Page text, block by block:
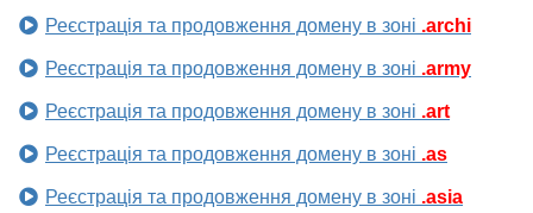
Реєстрація та продовження домену в зоні .archi
Реєстрація та продовження домену в зоні .army
Реєстрація та продовження домену в зоні .art
Реєстрація та продовження домену в зоні .as
Реєстрація та продовження домену в зоні .asia